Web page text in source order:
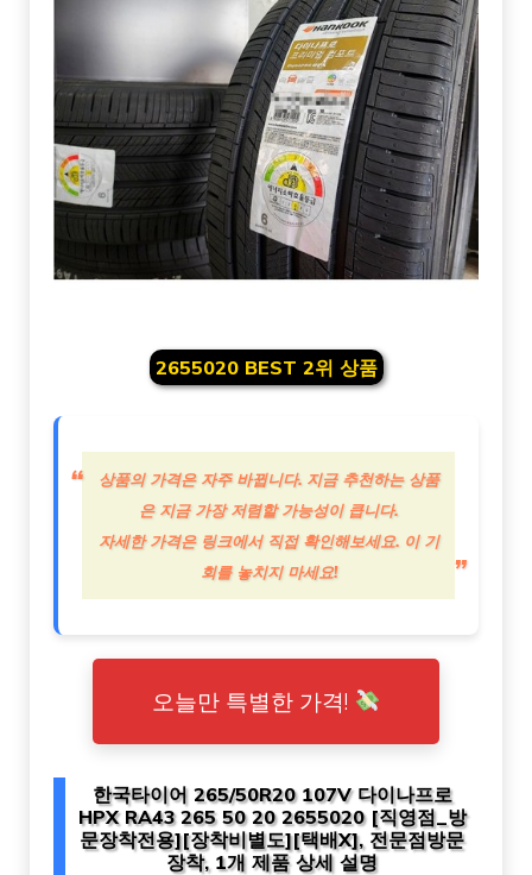
2655020 BEST 2위 상품
상품의 가격은 자주 바뀝니다. 지금 추천하는 상품
은 지금 가장 저렴할 가능성이 큽니다.
자세한 가격은 링크에서 직접 확인해보세요. 이 기
회를 놓치지 마세요!
오늘만 특별한 가격!
한국타이어 265/50R20 107V 다이나프로
HPX RA43 265 50 20 2655020 [직영점_방
문장착전용][장착비별도][택배X], 전문점방문
장착, 1개 제품 상세 설명